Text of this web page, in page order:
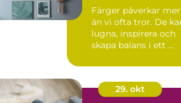
Färger påverkar mer
än vi ofta tror. De
lugna, inspirera och
skapa balans i ett ...
29. okt